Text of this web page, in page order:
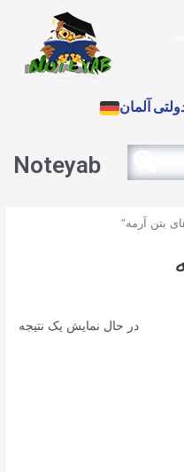
آلمان
Search
Noteyab
بتن آرمه”
در حال نمایش یک نتیجه